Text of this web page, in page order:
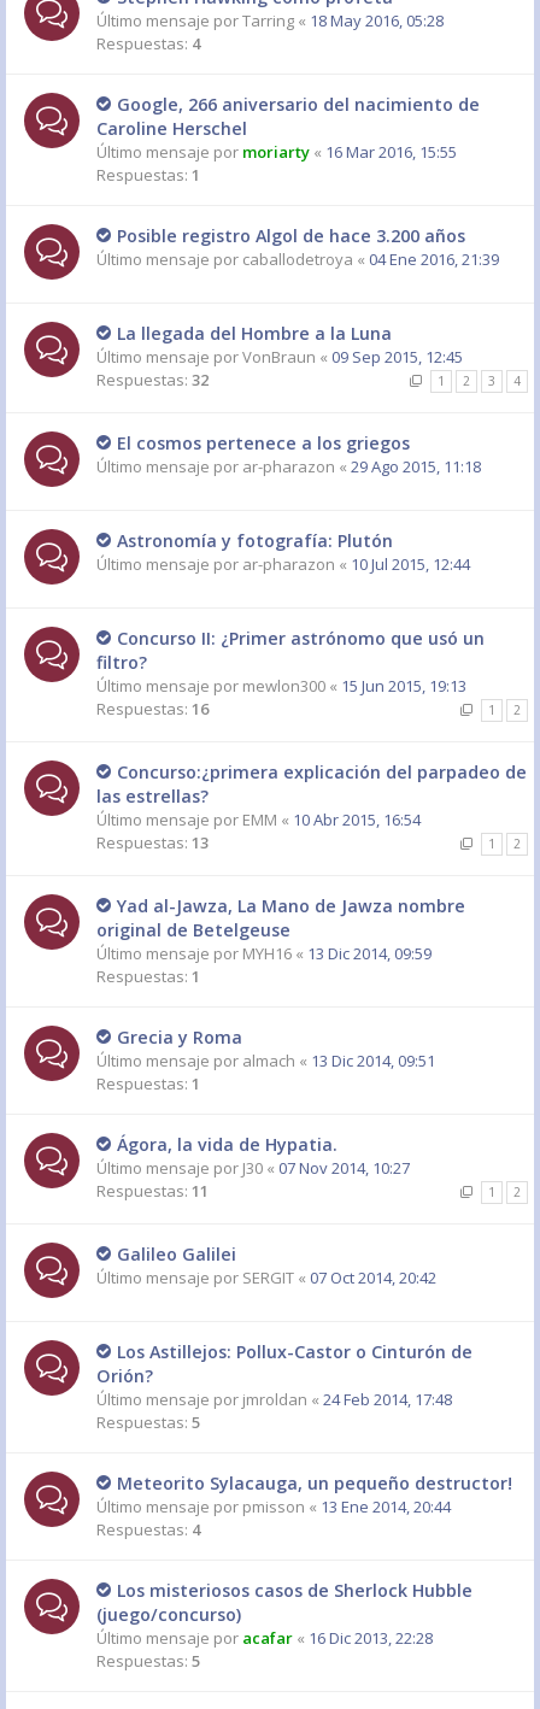
Último mensaje porTarring « 18 May 2016, 05:28
Respuestas: 4
Google, 266 aniversario del nacimiento de
Caroline Herschel
Último mensaje por moriarty « 16 Mar 2016, 15:55
Respuestas: 1
Posible registro Algol de hace 3.200 años
Último mensaje por caballodetroya « 04 Ene 2016, 21:39
La llegada del Hombre a la Luna
Último mensaje porVonBraun « 09 Sep 2015, 12:45
Respuestas: 32 1 2 3 4
El cosmos pertenece a los griegos
Último mensaje por ar-pharazon « 29 Ago 2015, 11:18
Astronomía y fotografía: Plutón
Último mensaje por ar-pharazon « 10 Jul 2015, 12:44
Concurso II: ¿Primer astrónomo que usó un
filtro?
Último mensaje por mewlon300 « 15 Jun 2015, 19:13
Respuestas: 16 1 2
Concurso:¿primera explicación del parpadeo de
las estrellas?
Último mensaje por EMM « 10 Abr 2015, 16:54
Respuestas: 13 1 2
Yad al-Jawza, La Mano de Jawza nombre
original de Betelgeuse
Último mensaje por MYH16 « 13 Dic 2014, 09:59
Respuestas: 1
Grecia y Roma
Último mensaje por almach « 13 Dic 2014, 09:51
Respuestas: 1
Ágora, la vida de Hypatia.
Último mensaje por J30 « 07 Nov 2014, 10:27
Respuestas: 11 1 2
Galileo Galilei
Último mensaje por SERGIT « 07 Oct 2014, 20:42
Los Astillejos: Pollux-Castor o Cinturón de
Orión?
Último mensaje por jmroldan « 24 Feb 2014, 17:48
Respuestas: 5
Meteorito Sylacauga, un pequeño destructor!
Último mensaje por pmisson « 13 Ene 2014, 20:44
Respuestas: 4
Los misteriosos casos de Sherlock Hubble
(juego/concurso)
Último mensaje por acafar « 16 Dic 2013, 22:28
Respuestas: 5